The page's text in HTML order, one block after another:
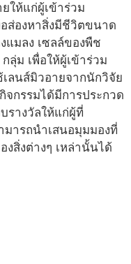
ให้แก่ผู้เข้าร่วม
ส่องหาสิ่งมีชีวิตขนาด
แมลง เซลล์ของพืช
ลุ่ม เพื่อให้ผู้เข้าร่วม
ลนส์มิวอายจากนักวิจัย
จกรรมได้มีการประกวด
รางวัลให้แก่ผู้ที่
มารถนำเสนอมุมมองที่
สิ่งต่างๆ เหล่านั้นได้